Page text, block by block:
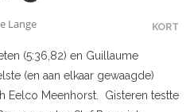
KORT
Lange
(5:36,82) en Guillaume
(en aan elkaar gewaagde)
Eelco Meenhorst. Gisteren testte